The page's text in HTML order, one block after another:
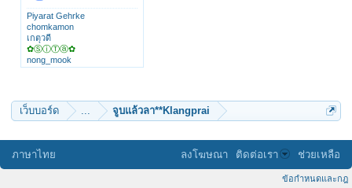
Piyarat Gehrke
chomkamon
เกตุวดี
✿ⓈⓘⓉⓐ✿
nong_mook
KHONGRIT
เว็บบอร์ด ... จูบแล้วลา**Klangprai
ภาษาไทย ลงโฆษณา ติดต่อเรา ช่วยเหลือ
ข้อกำหนดและกฎ